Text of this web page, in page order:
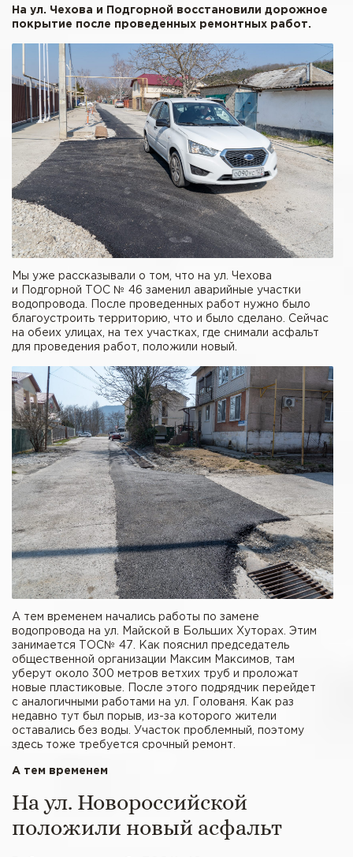
На ул. Чехова и Подгорной восстановили дорожное
покрытие после проведенных ремонтных работ.
Мы уже рассказывали о том, что на ул. Чехова
и Подгорной ТОС № 46 заменил аварийные участки
водопровода. После проведенных работ нужно было
благоустроить территорию, что и было сделано. Сейчас
на обеих улицах, на тех участках, где снимали асфальт
для проведения работ, положили новый.
А тем временем начались работы по замене
водопровода на ул. Майской в Больших Хуторах. Этим
занимается ТОС№ 47. Как пояснил председатель
общественной организации Максим Максимов, там
уберут около 300 метров ветхих труб и проложат
новые пластиковые. После этого подрядчик перейдет
с аналогичными работами на ул. Голованя. Как раз
недавно тут был порыв, из-за которого жители
оставались без воды. Участок проблемный, поэтому
здесь тоже требуется срочный ремонт.
А тем временем
На ул. Новороссийской
положили новый асфальт